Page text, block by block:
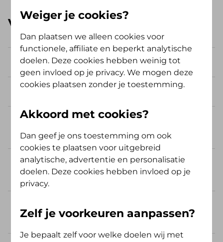
Veelgestelde vragen
Hoe kan ik mijn nota declareren?
Hoe declareer ik mijn nota online?
Hoe declareer ik mijn nota per
post?
Binnen hoeveel dagen ontvang ik
mijn vergoeding?
het buitenland?
Weiger je cookies?
Dan plaatsen we alleen cookies voor
functionele, affiliate en beperkt analytische
doelen. Deze cookies hebben weinig tot
geen invloed op je privacy. We mogen deze
cookies plaatsen zonder je toestemming.
Akkoord met cookies?
Dan geef je ons toestemming om ook
cookies te plaatsen voor uitgebreid
analytische, advertentie en personalisatie
doelen. Deze cookies hebben invloed op je
privacy.
Zelf je voorkeuren aanpassen?
Je bepaalt zelf voor welke doelen wij met